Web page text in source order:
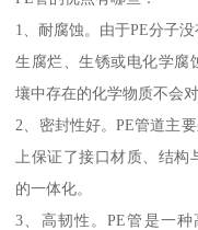
1、耐腐蚀。由于PE分子
生腐烂、生锈或电化学腐
壤中存在的化学物质不会
2、密封性好。PE管道主
上保证了接口材质、结
的一体化。
3、高韧性。PE管是一